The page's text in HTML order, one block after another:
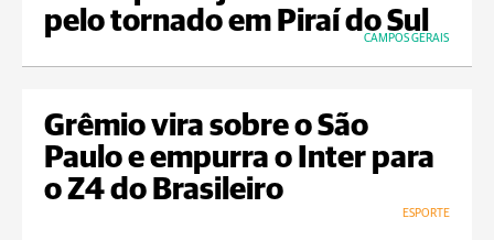
pelo tornado em Piraí do Sul
CAMPOS GERAIS
Grêmio vira sobre o São
Paulo e empurra o Inter para
o Z4 do Brasileiro
ESPORTE